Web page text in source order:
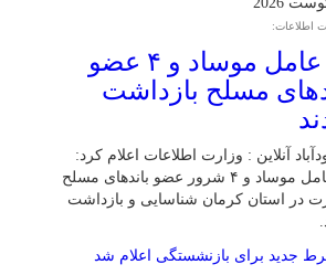
اطلاعات:
۲۱ عامل موساد و ۴ عضو
مسلح بازداشت
آنلاین : وزارت اطلاعات اعلام کرد:
۲۱ عامل موساد و ۴ شرور عضو باند‌های مسلح
در استان کرمان شناسایی و بازداشت